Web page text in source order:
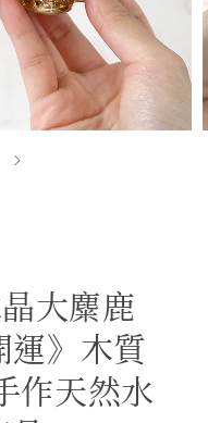
大麋鹿
》木質
作天然水